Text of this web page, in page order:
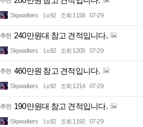
Skywalkers Lv.92 조회 1158 07-29
추천 240만원대 참고 견적입니다.
Skywalkers Lv.92 조회 1205 07-29
추천 460만원 참고 견적입니다.
Skywalkers Lv.92 조회 1214 07-29
추천 190만원대 참고 견적입니다.
Skywalkers Lv.92 조회 1192 07-29